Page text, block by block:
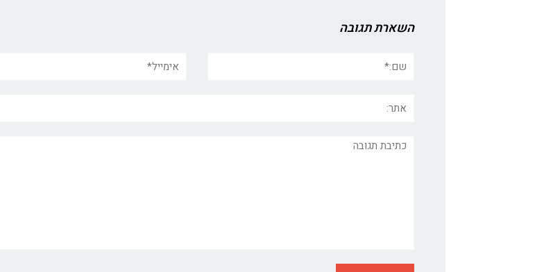
השארת תגובה
תגובה